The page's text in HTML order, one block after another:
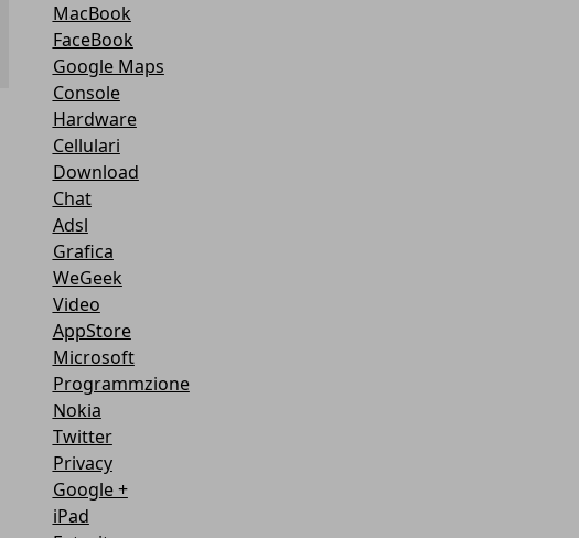
MacBook
FaceBook
Google Maps
Console
Hardware
Cellulari
Download
Chat
Adsl
Grafica
WeGeek
Video
AppStore
Microsoft
Programmzione
Nokia
Twitter
Privacy
Google +
iPad